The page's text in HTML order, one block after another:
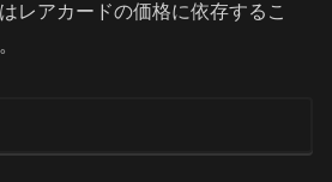
レアカードの価格に依存するこ